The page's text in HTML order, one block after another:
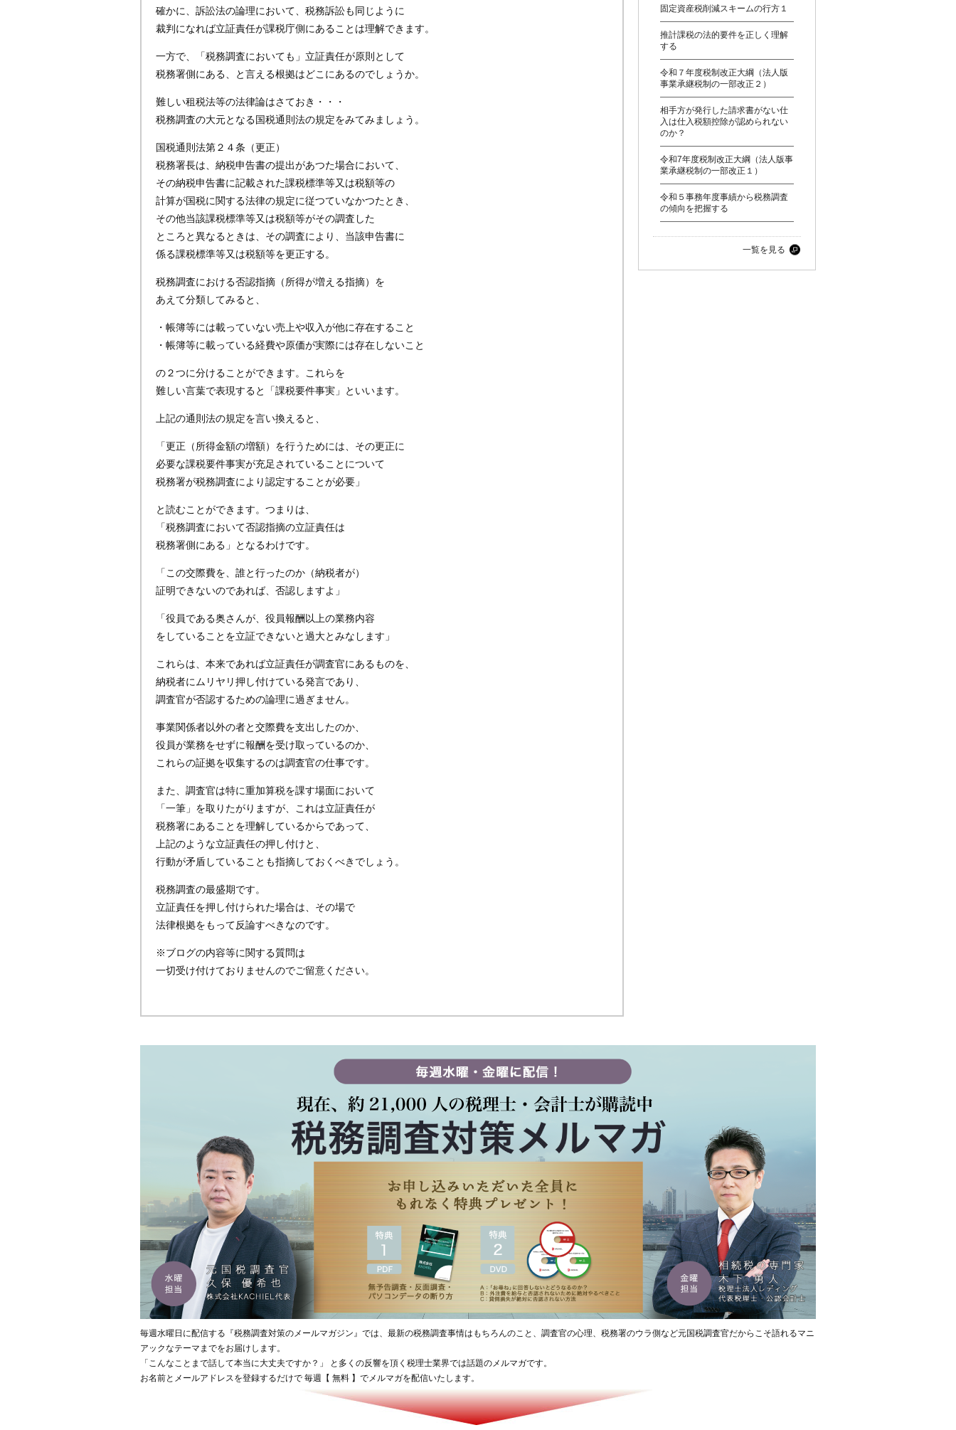
確かに、訴訟法の論理において、税務訴訟も同じように
裁判になれば立証責任が課税庁側にあることは理解できます。
一方で、「税務調査においても」立証責任が原則として
税務署側にある、と言える根拠はどこにあるのでしょうか。
難しい租税法等の法律論はさておき・・・
税務調査の大元となる国税通則法の規定をみてみましょう。
国税通則法第２４条（更正）
税務署長は、納税申告書の提出があつた場合において、
その納税申告書に記載された課税標準等又は税額等の
計算が国税に関する法律の規定に従つていなかつたとき、
その他当該課税標準等又は税額等がその調査した
ところと異なるときは、その調査により、当該申告書に
係る課税標準等又は税額等を更正する。
税務調査における否認指摘（所得が増える指摘）を
あえて分類してみると、
・帳簿等には載っていない売上や収入が他に存在すること
・帳簿等に載っている経費や原価が実際には存在しないこと
の２つに分けることができます。これらを
難しい言葉で表現すると「課税要件事実」といいます。
上記の通則法の規定を言い換えると、
「更正（所得金額の増額）を行うためには、その更正に
必要な課税要件事実が充足されていることについて
税務署が税務調査により認定することが必要」
と読むことができます。つまりは、
「税務調査において否認指摘の立証責任は
税務署側にある」となるわけです。
「この交際費を、誰と行ったのか（納税者が）
証明できないのであれば、否認しますよ」
「役員である奥さんが、役員報酬以上の業務内容
をしていることを立証できないと過大とみなします」
これらは、本来であれば立証責任が調査官にあるものを、
納税者にムリヤリ押し付けている発言であり、
調査官が否認するための論理に過ぎません。
事業関係者以外の者と交際費を支出したのか、
役員が業務をせずに報酬を受け取っているのか、
これらの証拠を収集するのは調査官の仕事です。
また、調査官は特に重加算税を課す場面において
「一筆」を取りたがりますが、これは立証責任が
税務署にあることを理解しているからであって、
上記のような立証責任の押し付けと、
行動が矛盾していることも指摘しておくべきでしょう。
税務調査の最盛期です。
立証責任を押し付けられた場合は、その場で
法律根拠をもって反論すべきなのです。
※ブログの内容等に関する質問は
一切受け付けておりませんのでご留意ください。
固定資産税削減スキームの行方１
推計課税の法的要件を正しく理解
する
令和７年度税制改正大綱（法人版
事業承継税制の一部改正２）
相手方が発行した請求書がない仕
入は仕入税額控除が認められない
のか？
令和7年度税制改正大綱（法人版事
業承継税制の一部改正１）
令和５事務年度事績から税務調査
の傾向を把握する
一覧を見る
毎週水曜日に配信する『税務調査対策のメールマガジン』では、最新の税務調査事情はもちろんのこと、調査官の心理、税務署のウラ側など元国税調査官だからこそ語れるマニ
アックなテーマまでをお届けします。
「こんなことまで話して本当に大丈夫ですか？」 と多くの反響を頂く税理士業界では話題のメルマガです。
お名前とメールアドレスを登録するだけで 毎週【 無料 】でメルマガを配信いたします。